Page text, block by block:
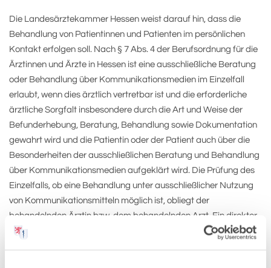
Die Landesärztekammer Hessen weist darauf hin, dass die
Behandlung von Patientinnen und Patienten im persönlichen
Kontakt erfolgen soll. Nach § 7 Abs. 4 der Berufsordnung für die
Ärztinnen und Ärzte in Hessen ist eine ausschließliche Beratung
oder Behandlung über Kommunikationsmedien im Einzelfall
erlaubt, wenn dies ärztlich vertretbar ist und die erforderliche
ärztliche Sorgfalt insbesondere durch die Art und Weise der
Befunderhebung, Beratung, Behandlung sowie Dokumentation
gewahrt wird und die Patientin oder der Patient auch über die
Besonderheiten der ausschließlichen Beratung und Behandlung
über Kommunikationsmedien aufgeklärt wird. Die Prüfung des
Einzelfalls, ob eine Behandlung unter ausschließlicher Nutzung
von Kommunikationsmitteln möglich ist, obliegt der
behandelnden Ärztin bzw. dem behandelnden Arzt. Ein direkter
Arzt-Patienten-Kontakt ist jedoch in jedem Fall erforderlich.